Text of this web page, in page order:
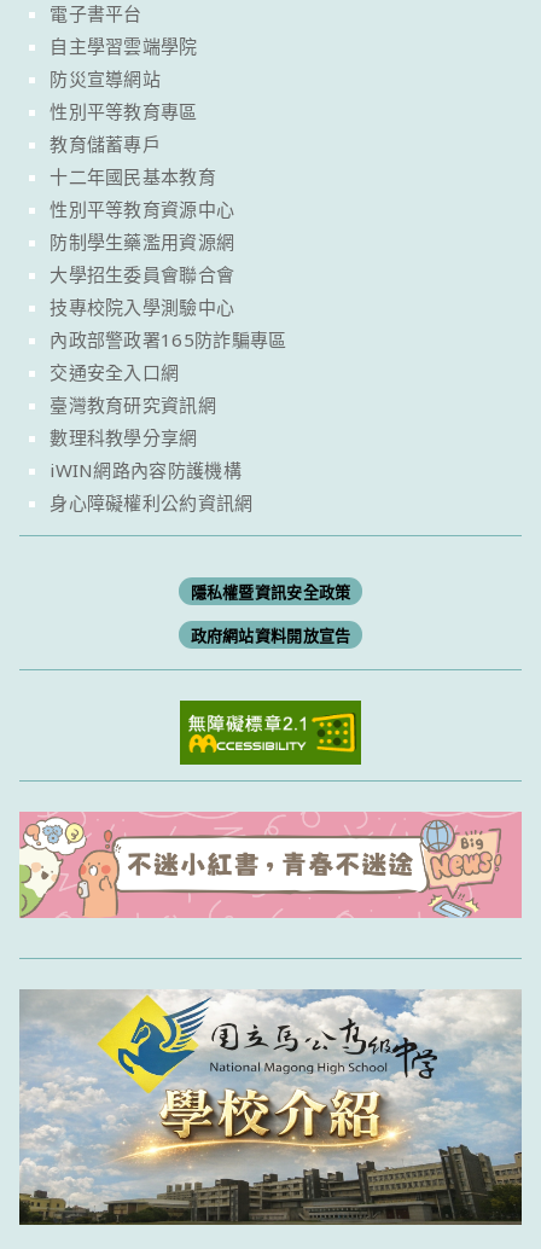
電子書平台
自主學習雲端學院
防災宣導網站
性別平等教育專區
教育儲蓄專戶
十二年國民基本教育
性別平等教育資源中心
防制學生藥濫用資源網
大學招生委員會聯合會
技專校院入學測驗中心
內政部警政署165防詐騙專區
交通安全入口網
臺灣教育研究資訊網
數理科教學分享網
iWIN網路內容防護機構
身心障礙權利公約資訊網
隱私權暨資訊安全政策
政府網站資料開放宣告